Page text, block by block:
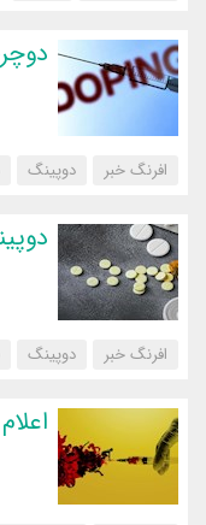
افرنگ خبر دوپینگ
دوپینگ ۲۰۲۷ و
افرنگ خبر دوپینگ